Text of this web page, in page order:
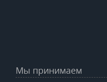
Мы принимаем